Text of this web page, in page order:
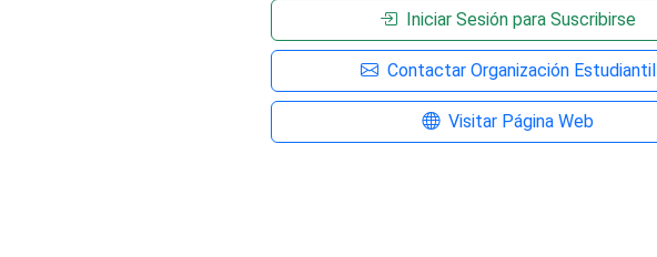
Iniciar Sesión para Suscribirse
Contactar Organización Estudiantil
Visitar Página Web